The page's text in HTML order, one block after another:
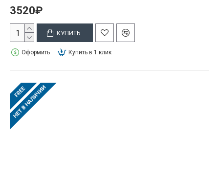
3520₽
КУПИТЬ
Оформить Купить в 1 клик
FREE
НЕТ В НАЛИЧИИ